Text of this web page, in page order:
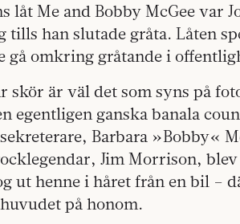
låt Me and Bobby McGee var
tills han slutade gråta. Låten
gå omkring gråtande i
skör är väl det som syns på
egentligen ganska banala
Barbara »Bobby«
Jim Morrison,
ut henne i håret från en bil –
på honom.